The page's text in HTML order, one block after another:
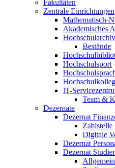
Fakultäten
Zentrale Einrichtungen
Mathematisch-
Akademisches
Hochschularchiv
Bestände
Hochschulsport
Hochschulkolleg
IT-
Team &
Dezernate
Dezernat
Zahlstelle
Digitale
Dezernat
Dezernat